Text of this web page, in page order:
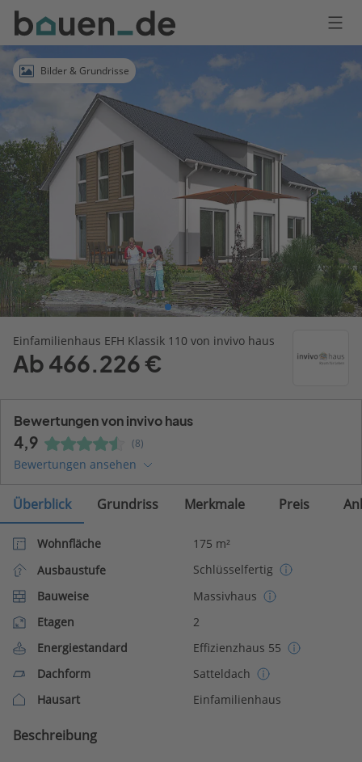
Bauen
Logo
AnmeldenBilder & Grundrisse
Einfamilienhaus EFH Klassik 110 von invivo haus
Ab 466.226 €
Bewertungen von invivo haus
4,9 (8)
Bewertungen ansehen
Überblick Grundriss Merkmale Preis
Wohnfläche
175 m²
Ausbaustufe
Schlüsselfertig
Bauweise
Massivhaus
Etagen
2
Energiestandard
Effizienzhaus 55
Dachform
Satteldach
Hausart
Einfamilienhaus
Beschreibung